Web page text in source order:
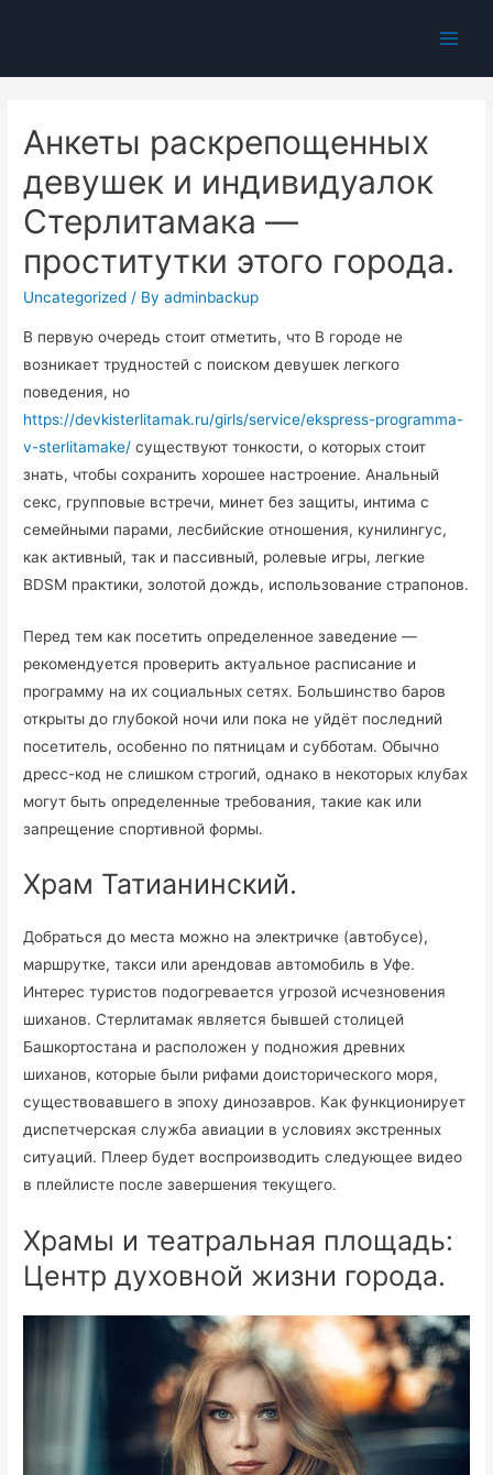
Анкеты раскрепощенных
девушек и индивидуалок
Стерлитамака —
проститутки этого города.
Uncategorized / Byadminbackup
В первую очередь стоит отметить, что В городе не
возникает трудностей с поиском девушек легкого
поведения, но
https://devkisterlitamak.ru/girls/service/ekspress-programma-
v-sterlitamake/ существуют тонкости, о которых стоит
знать, чтобы сохранить хорошее настроение. Анальный
секс, групповые встречи, минет без защиты, интима с
семейными парами, лесбийские отношения, кунилингус,
как активный, так и пассивный, ролевые игры, легкие
BDSM практики, золотой дождь, использование страпонов.
Перед тем как посетить определенное заведение —
рекомендуется проверить актуальное расписание и
программу на их социальных сетях. Большинство баров
открыты до глубокой ночи или пока не уйдёт последний
посетитель, особенно по пятницам и субботам. Обычно
дресс-код не слишком строгий, однако в некоторых клубах
могут быть определенные требования, такие как или
запрещение спортивной формы.
Храм Татианинский.
Добраться до места можно на электричке (автобусе),
маршрутке, такси или арендовав автомобиль в Уфе.
Интерес туристов подогревается угрозой исчезновения
шиханов. Стерлитамак является бывшей столицей
Башкортостана и расположен у подножия древних
шиханов, которые были рифами доисторического моря,
существовавшего в эпоху динозавров. Как функционирует
диспетчерская служба авиации в условиях экстренных
ситуаций. Плеер будет воспроизводить следующее видео
в плейлисте после завершения текущего.
Храмы и театральная площадь:
Центр духовной жизни города.